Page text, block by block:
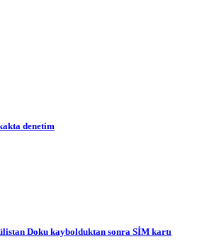
denetim
Doku kaybolduktan sonra SİM kartı